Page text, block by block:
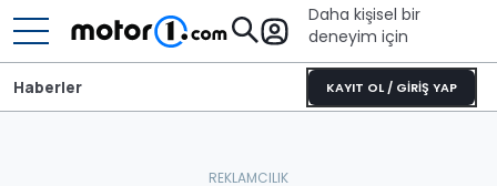
Daha kişisel bir
deneyim için
KAYIT OL / GİRİŞ YAP
Haberler